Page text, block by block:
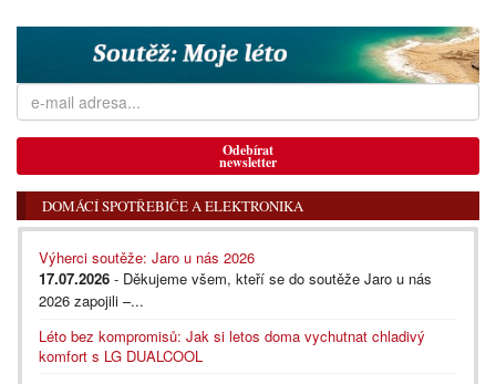
Odebírat
newsletter
DOMÁCÍ SPOTŘEBIČE A ELEKTRONIKA
Výherci soutěže: Jaro u nás 2026
17.07.2026 - Děkujeme všem, kteří se do soutěže Jaro u nás
2026 zapojili –...
Léto bez kompromisů: Jak si letos doma vychutnat chladivý
komfort s LG DUALCOOL